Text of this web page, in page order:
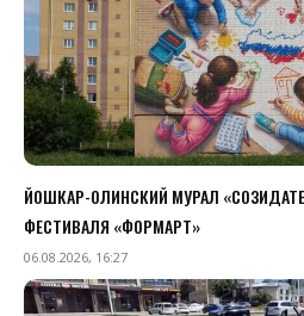
ЙОШКАР-ОЛИНСКИЙ МУРАЛ
ФЕСТИВАЛЯ «ФОРМАРТ»
06.08.2026, 16:27